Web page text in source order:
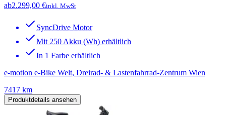
ab2.299,00 €inkl. MwSt
SyncDrive Motor
Mit 250 Akku (Wh) erhältlich
In 1 Farbe erhältlich
e-motion e-Bike Welt, Dreirad- & Lastenfahrrad-Zentrum Wien
7417 km
Produktdetails ansehen